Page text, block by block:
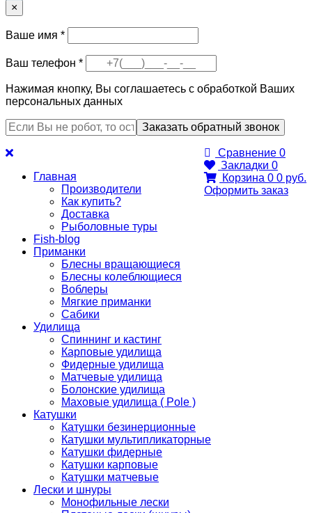
×
Ваше имя *
Ваш телефон *
Нажимая кнопку, Вы соглашаетесь с обработкой Ваших
персональных данных
Сравнение 0
Закладки 0
Корзина 0 0 руб.
Оформить заказ
Главная
Производители
Как купить?
Доставка
Рыболовные туры
Fish-blog
Приманки
Блесны вращающиеся
Блесны колеблющиеся
Воблеры
Мягкие приманки
Сабики
Удилища
Спиннинг и кастинг
Карповые удилища
Фидерные удилища
Матчевые удилища
Болонские удилища
Маховые удилища ( Pole )
Катушки
Катушки безинерционные
Катушки мультипликаторные
Катушки фидерные
Катушки карповые
Катушки матчевые
Лески и шнуры
Монофильные лески